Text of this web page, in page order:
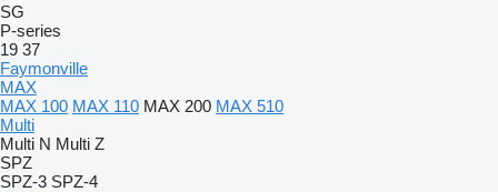
SG
P-series
19 37
Faymonville
MAX
MAX 100 MAX 110 MAX 200 MAX 510
Multi
Multi N Multi Z
SPZ
SPZ-3 SPZ-4